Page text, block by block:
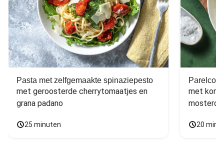
Pasta met zelfgemaakte spinaziepesto
met geroosterde cherrytomaatjes en
grana padano
25 minuten
met
20